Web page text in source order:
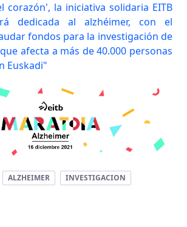
corazón', la iniciativa solidaria EITB
dedicada al alzhéimer, con el
fondos para la investigación de
afecta a más de 40.000 personas
Euskadi"
ALZHEIMER INVESTIGACION